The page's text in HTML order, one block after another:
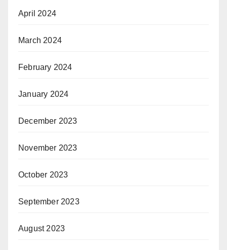
April 2024
March 2024
February 2024
January 2024
December 2023
November 2023
October 2023
September 2023
August 2023